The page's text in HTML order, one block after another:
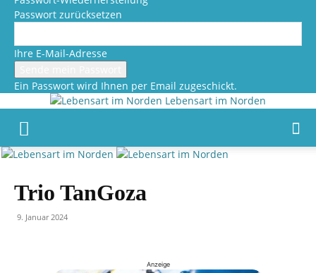
Passwort zurücksetzen
Ihre E-Mail-Adresse
Ein Passwort wird Ihnen per Email zugeschickt.
Lebensart im Norden
Trio TanGoza
9. Januar 2024
Anzeige